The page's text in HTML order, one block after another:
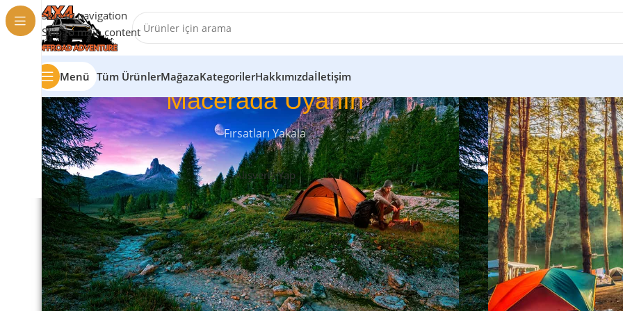
Skip to navigation
Skip to main content
Menü Tüm ÜrünlerMağazaKategorilerHakkımızdaİletişim
Macerada Uyanın
Fırsatları Yakala
Alışveriş Yap